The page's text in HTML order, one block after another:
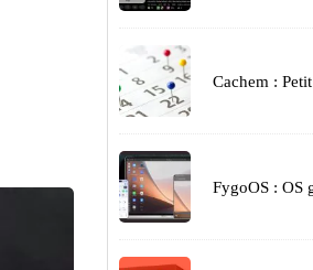
Cachem :
FygoOS :